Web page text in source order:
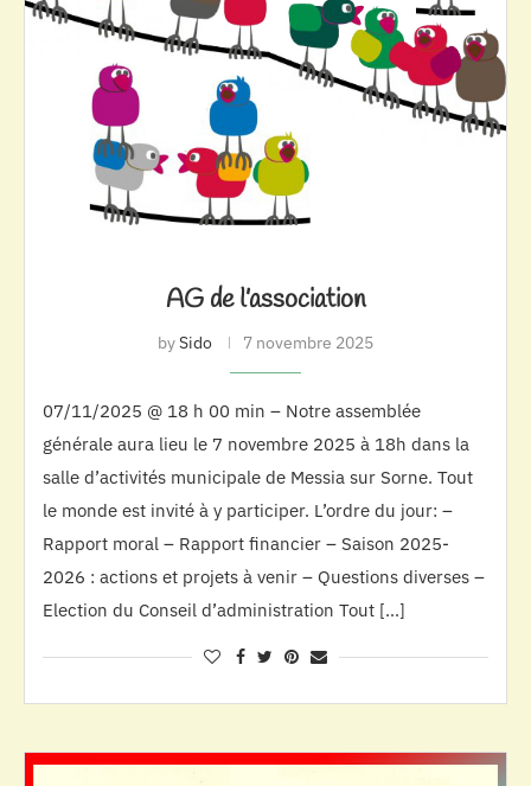
AG de l’association
bySido 7 novembre 2025
07/11/2025 @ 18 h 00 min – Notre assemblée
générale aura lieu le 7 novembre 2025 à 18h dans la
salle d’activités municipale de Messia sur Sorne. Tout
le monde est invité à y participer. L’ordre du jour: –
Rapport moral – Rapport financier – Saison 2025-
2026 : actions et projets à venir – Questions diverses –
Election du Conseil d’administration Tout […]